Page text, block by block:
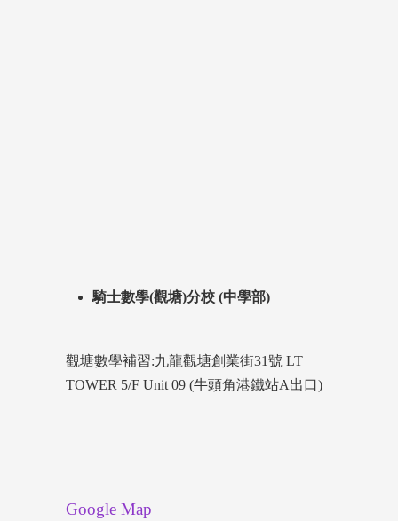
騎士數學(觀塘)分校 (中學部)
觀塘數學補習:九龍觀塘創業街31號 LT
TOWER 5/F Unit 09 (牛頭角港鐵站A出口)
Google Map